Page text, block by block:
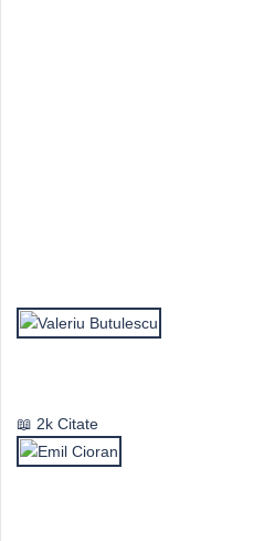
2k Citate